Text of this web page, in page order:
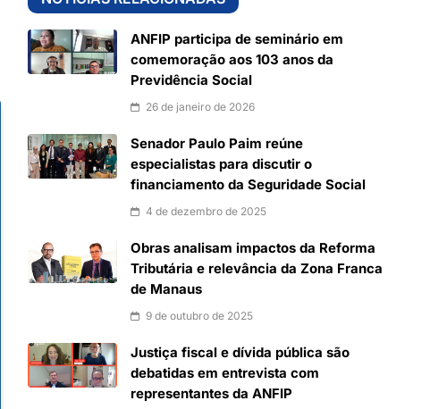
ANFIP participa de seminário em
comemoração aos 103 anos da
Previdência Social
26 de janeiro de 2026
Senador Paulo Paim reúne
especialistas para discutir o
financiamento da Seguridade Social
4 de dezembro de 2025
Obras analisam impactos da Reforma
Tributária e relevância da Zona Franca
de Manaus
9 de outubro de 2025
Justiça fiscal e dívida pública são
debatidas em entrevista com
representantes da ANFIP